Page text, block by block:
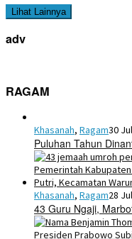
Lihat Lainnya
adv
RAGAM
Khasanah, Ragam30
Puluhan Tahun
Khasanah, Ragam28
43 Guru Ngaji,